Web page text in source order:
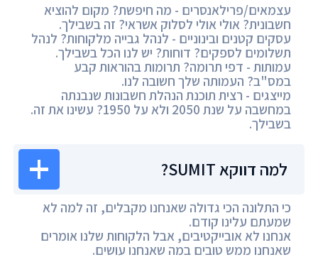
עצמאים/פרילאנסרים - מה חיפשת? מקום להוציא
חשבונית? אולי אולי לסלוק אשראי? זה בשבילך.
עסקים קטנים ובינוניים - לנהל גבייה מלקוחות? לנהל
תשלומים לספקים? דוחות? יש לנו הכל בשבילך.
עמותות - דפי תרומה? תרומות בהוראות קבע
במס"ב? העמותה שלך חשובה לנו.
מייצגים - רצית תוכנת הנהלת חשבונות שנבנתה
במחשבה על שנת 2050 ולא על 1950? עשינו את זה.
בשבילך.
למה דווקא SUMIT?
כי התלונה הכי גדולה שאנחנו מקבלים, זה למה לא
שמעתם עלינו קודם.
אנחנו לא אובייקטיבים, אבל הלקוחות שלנו אומרים
שאנחנו ממש טובים במה שאנחנו עושים.